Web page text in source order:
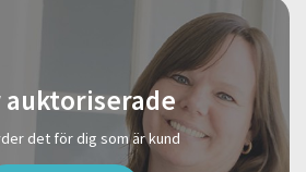
auktoriserade
det för dig som är kund